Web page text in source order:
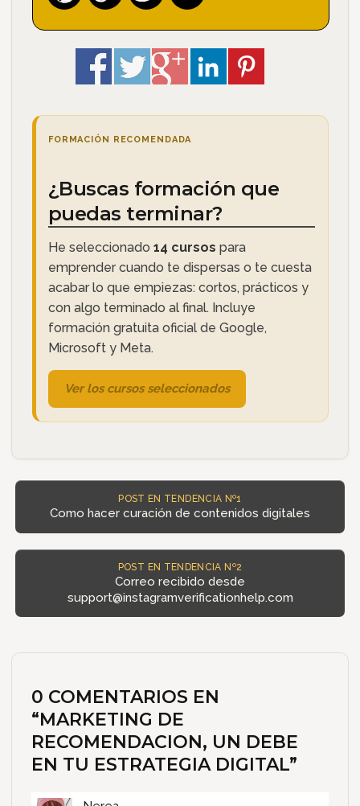
FORMACIÓN RECOMENDADA
¿Buscas formación que
puedas terminar?
He seleccionado 14 cursos para
emprender cuando te dispersas o te cuesta
acabar lo que empiezas: cortos, prácticos y
con algo terminado al final. Incluye
formación gratuita oficial de Google,
Microsoft y Meta.
Ver los cursos seleccionados
POST EN TENDENCIA Nº1
Como hacer curación de contenidos digitales
POST EN TENDENCIA Nº2
Correo recibido desde
support@instagramverificationhelp.com
0 COMENTARIOS EN
“MARKETING DE
RECOMENDACION, UN DEBE
EN TU ESTRATEGIA DIGITAL”